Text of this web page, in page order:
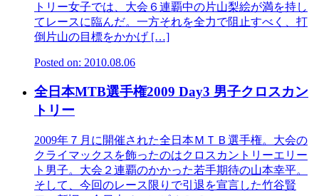
トリー女子では、大会６連覇中の片山梨絵が満を持し
てレースに臨んだ。一方それを全力で阻止すべく、打
倒片山の目標をかかげ […]
Posted on: 2010.08.06
全日本MTB選手権2009 Day3 男子クロスカン
トリー
2009年７月に開催された全日本ＭＴＢ選手権。大会の
クライマックスを飾ったのはクロスカントリーエリー
ト男子。大会２連覇のかかった若手期待の山本幸平。
そして、今回のレース限りで引退を宣言した竹谷賢